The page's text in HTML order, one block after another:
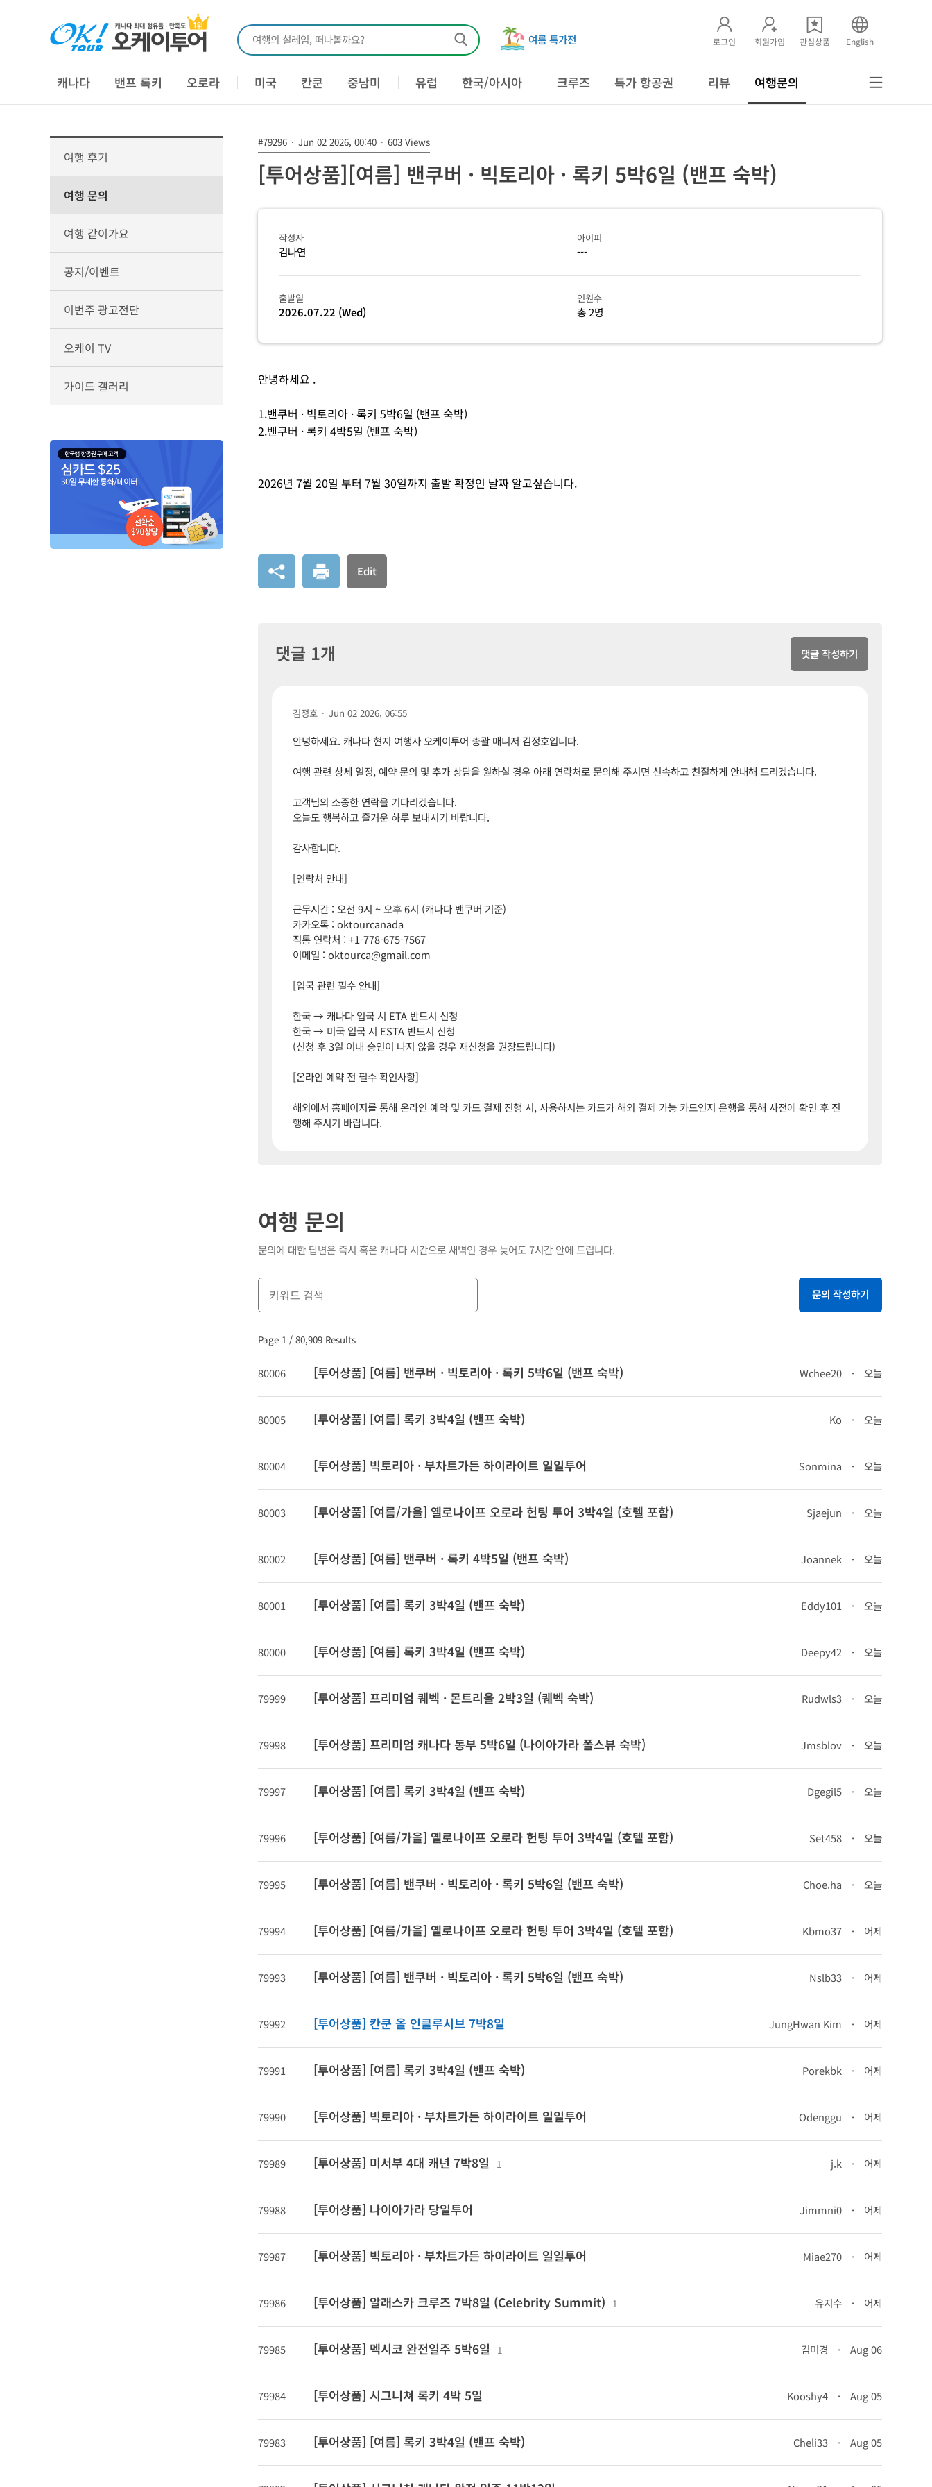
여행의 설레임, 떠나볼까요? 여름 특가전 로그인 회원가입 관심상품 English
캐나다 밴프 록키 오로라 미국 칸쿤 중남미 유럽 한국/아시아 크루즈 특가 항공권 리뷰 여행문의
여행 후기
여행 문의
여행 같이가요
공지/이벤트
이번주 광고전단
오케이 TV
가이드 갤러리
#79296 · Jun 02 2026, 00:40 · 603 Views
[투어상품][여름] 밴쿠버 · 빅토리아 · 록키 5박6일 (밴프 숙박)
작성자
김나연
아이피
---
출발일
2026.07.22 (Wed)
인원수
총 2명
안녕하세요 .
1.밴쿠버 · 빅토리아 · 록키 5박6일 (밴프 숙박)
2.밴쿠버 · 록키 4박5일 (밴프 숙박)
2026년 7월 20일 부터 7월 30일까지 출발 확정인 날짜 알고싶습니다.
Edit
댓글 1개 댓글 작성하기
김정호 · Jun 02 2026, 06:55
안녕하세요. 캐나다 현지 여행사 오케이투어 총괄 매니저 김정호입니다.
여행 관련 상세 일정, 예약 문의 및 추가 상담을 원하실 경우 아래 연락처로 문의해 주시면 신속하고 친절하게 안내해 드리겠습니다.
고객님의 소중한 연락을 기다리겠습니다.
오늘도 행복하고 즐거운 하루 보내시기 바랍니다.
감사합니다.
[연락처 안내]
근무시간 : 오전 9시 ~ 오후 6시 (캐나다 밴쿠버 기준)
카카오톡 : oktourcanada
직통 연락처 : +1-778-675-7567
이메일 : oktourca@gmail.com
[입국 관련 필수 안내]
한국 → 캐나다 입국 시 ETA 반드시 신청
한국 → 미국 입국 시 ESTA 반드시 신청
(신청 후 3일 이내 승인이 나지 않을 경우 재신청을 권장드립니다)
[온라인 예약 전 필수 확인사항]
해외에서 홈페이지를 통해 온라인 예약 및 카드 결제 진행 시, 사용하시는 카드가 해외 결제 가능 카드인지 은행을 통해 사전에 확인 후 진
행해 주시기 바랍니다.
여행 문의
문의에 대한 답변은 즉시 혹은 캐나다 시간으로 새벽인 경우 늦어도 7시간 안에 드립니다.
문의 작성하기
Page 1 / 80,909 Results
[투어상품] [여름] 밴쿠버 · 빅토리아 · 록키 5박6일 (밴프 숙박)
80006 Wchee20 · 오늘
[투어상품] [여름] 록키 3박4일 (밴프 숙박)
80005 Ko · 오늘
[투어상품] 빅토리아 · 부차트가든 하이라이트 일일투어
80004 Sonmina · 오늘
[투어상품] [여름/가을] 옐로나이프 오로라 헌팅 투어 3박4일 (호텔 포함)
80003 Sjaejun · 오늘
[투어상품] [여름] 밴쿠버 · 록키 4박5일 (밴프 숙박)
80002 Joannek · 오늘
[투어상품] [여름] 록키 3박4일 (밴프 숙박)
80001 Eddy101 · 오늘
[투어상품] [여름] 록키 3박4일 (밴프 숙박)
80000 Deepy42 · 오늘
[투어상품] 프리미엄 퀘벡 · 몬트리올 2박3일 (퀘벡 숙박)
79999 Rudwls3 · 오늘
[투어상품] 프리미엄 캐나다 동부 5박6일 (나이아가라 폴스뷰 숙박)
79998 Jmsblov · 오늘
[투어상품] [여름] 록키 3박4일 (밴프 숙박)
79997 Dgegil5 · 오늘
[투어상품] [여름/가을] 옐로나이프 오로라 헌팅 투어 3박4일 (호텔 포함)
79996 Set458 · 오늘
[투어상품] [여름] 밴쿠버 · 빅토리아 · 록키 5박6일 (밴프 숙박)
79995 Choe.ha · 오늘
[투어상품] [여름/가을] 옐로나이프 오로라 헌팅 투어 3박4일 (호텔 포함)
79994 Kbmo37 · 어제
[투어상품] [여름] 밴쿠버 · 빅토리아 · 록키 5박6일 (밴프 숙박)
79993 Nslb33 · 어제
[투어상품] 칸쿤 올 인클루시브 7박8일
79992 JungHwan Kim · 어제
[투어상품] [여름] 록키 3박4일 (밴프 숙박)
79991 Porekbk · 어제
[투어상품] 빅토리아 · 부차트가든 하이라이트 일일투어
79990 Odenggu · 어제
[투어상품] 미서부 4대 캐년 7박8일 1
79989 j.k · 어제
[투어상품] 나이아가라 당일투어
79988 Jimmni0 · 어제
[투어상품] 빅토리아 · 부차트가든 하이라이트 일일투어
79987 Miae270 · 어제
[투어상품] 알래스카 크루즈 7박8일 (Celebrity Summit) 1
79986 유지수 · 어제
[투어상품] 멕시코 완전일주 5박6일 1
79985 김미경 · Aug 06
[투어상품] 시그니쳐 록키 4박 5일
79984 Kooshy4 · Aug 05
[투어상품] [여름] 록키 3박4일 (밴프 숙박)
79983 Cheli33 · Aug 05